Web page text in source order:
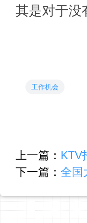
其是对于没
工作机会
上一篇： KTV
下一篇： 全国